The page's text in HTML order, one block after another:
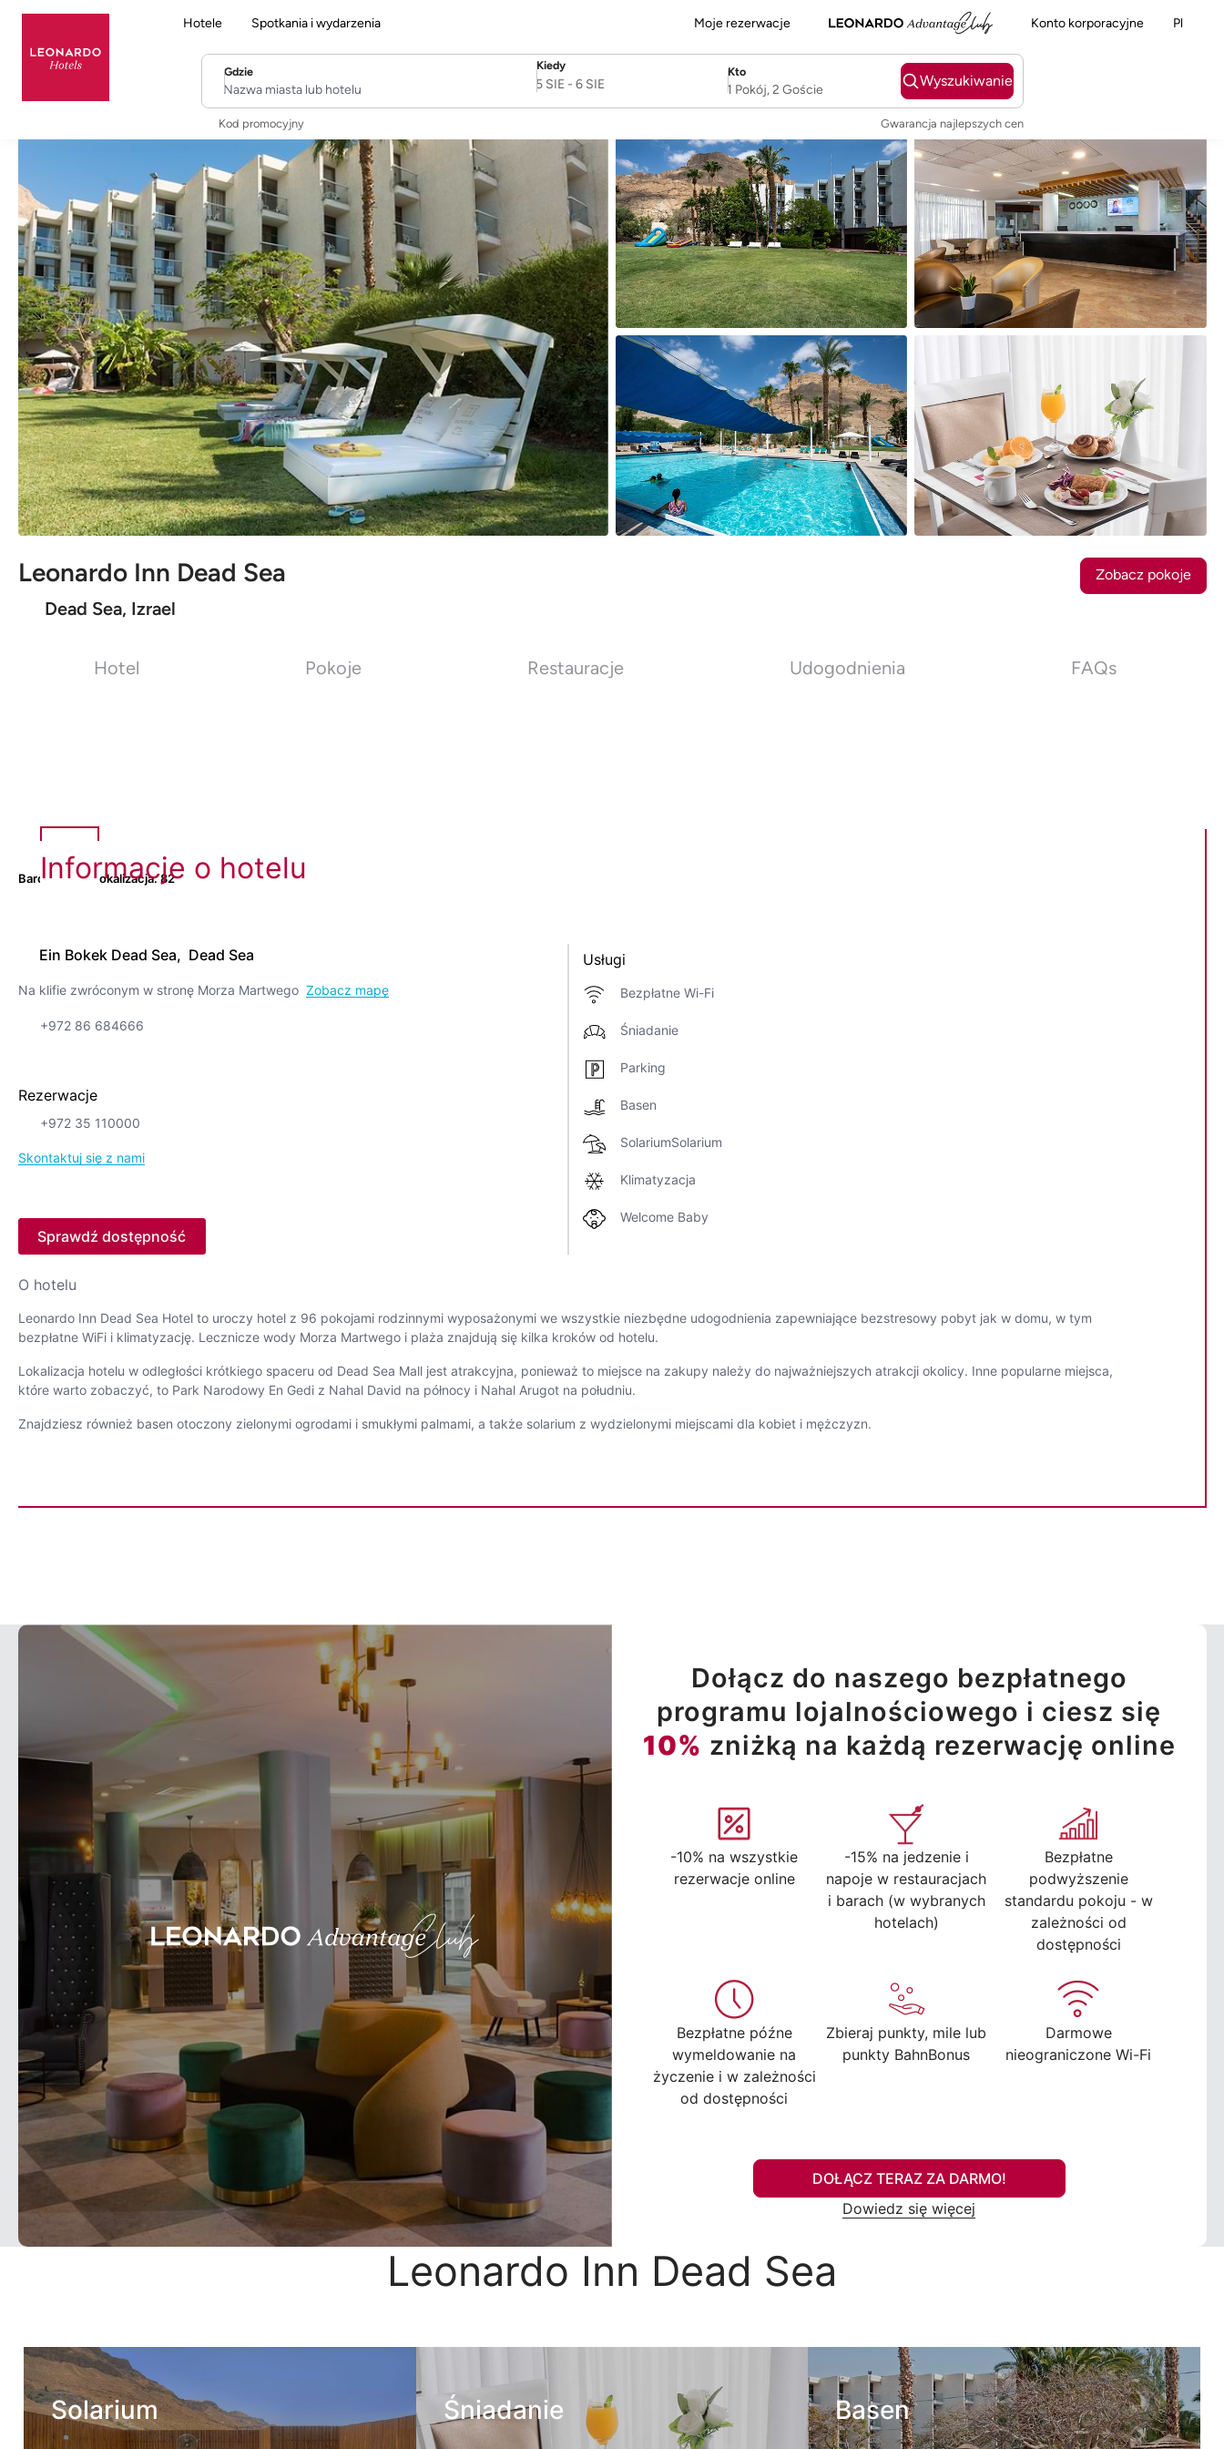
Hotele Spotkania i wydarzenia Moje rezerwacje Konto korporacyjne Pl
Leonardo Inn Dead Sea
Dead Sea, Izrael
Zobacz pokoje
Gdzie
Nazwa miasta lub hotelu
Kiedy
SelectDate
5 SIE - 6 SIE
Kto
Username
1 Pokój, 2 Goście
Wyszukiwanie
Kod promocyjny Gwarancja najlepszych cen
Hotel Pokoje Restauracje Udogodnienia FAQs
Bardzo dobra lokalizacja.82
Informacje o hotelu
Ein Bokek Dead Sea, Dead Sea
Na klifie zwróconym w stronę Morza Martwego Zobacz mapę
+972 86 684666
Rezerwacje
+972 35 110000
Skontaktuj się z nami
Sprawdź dostępność
Usługi
Bezpłatne Wi-Fi
Śniadanie
Parking
Basen
SolariumSolarium
Klimatyzacja
Welcome Baby
O hotelu
Leonardo Inn Dead Sea Hotel to uroczy hotel z 96 pokojami rodzinnymi wyposażonymi we wszystkie niezbędne udogodnienia zapewniające bezstresowy pobyt jak w domu, w tym
bezpłatne WiFi i klimatyzację. Lecznicze wody Morza Martwego i plaża znajdują się kilka kroków od hotelu.
Lokalizacja hotelu w odległości krótkiego spaceru od Dead Sea Mall jest atrakcyjna, ponieważ to miejsce na zakupy należy do najważniejszych atrakcji okolicy. Inne popularne miejsca,
które warto zobaczyć, to Park Narodowy En Gedi z Nahal David na północy i Nahal Arugot na południu.
Znajdziesz również basen otoczony zielonymi ogrodami i smukłymi palmami, a także solarium z wydzielonymi miejscami dla kobiet i mężczyzn.
Dołącz do naszego bezpłatnego
programu lojalnościowego i ciesz się
10% zniżką na każdą rezerwację online
-10% na wszystkie
rezerwacje online
-15% na jedzenie i
napoje w restauracjach
i barach (w wybranych
hotelach)
Bezpłatne
podwyższenie
standardu pokoju - w
zależności od
dostępności
Bezpłatne późne
wymeldowanie na
życzenie i w zależności
od dostępności
Zbieraj punkty, mile lub
punkty BahnBonus
Darmowe
nieograniczone Wi-Fi
DOŁĄCZ TERAZ ZA DARMO!
Dowiedz się więcej
Leonardo Inn Dead Sea
Solarium Śniadanie Basen